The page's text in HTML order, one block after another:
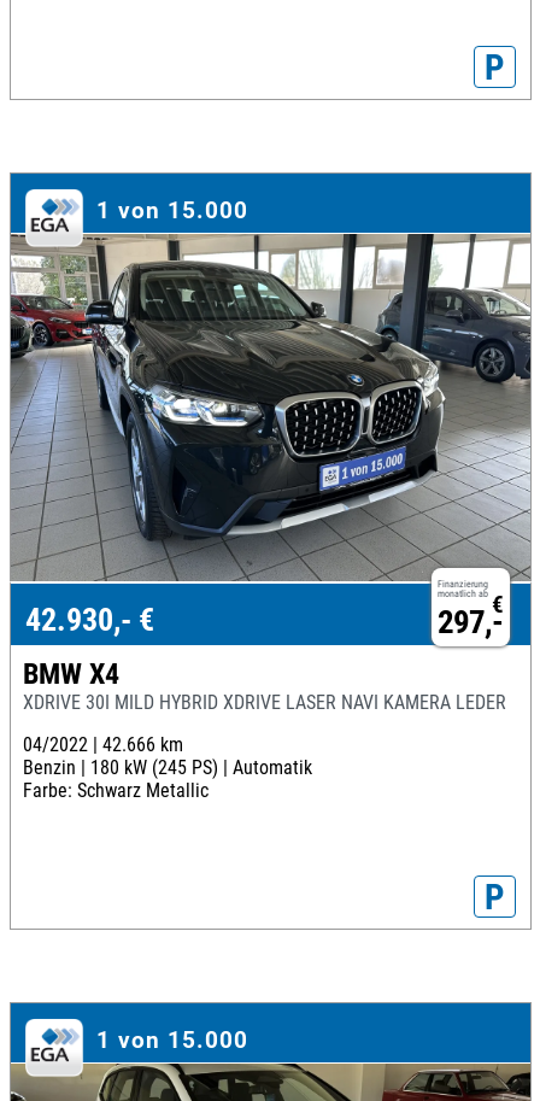
P
1 von 15.000
Finanzierung
monatlich ab €
297,-
42.930,- €
BMW X4
XDRIVE 30I MILD HYBRID XDRIVE LASER NAVI KAMERA LEDER
04/2022 | 42.666 km
Benzin | 180 kW (245 PS) | Automatik
Farbe: Schwarz Metallic
P
1 von 15.000